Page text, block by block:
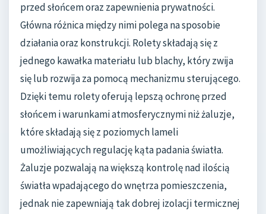
przed słońcem oraz zapewnienia prywatności.
Główna różnica między nimi polega na sposobie
działania oraz konstrukcji. Rolety składają się z
jednego kawałka materiału lub blachy, który zwija
się lub rozwija za pomocą mechanizmu sterującego.
Dzięki temu rolety oferują lepszą ochronę przed
słońcem i warunkami atmosferycznymi niż żaluzje,
które składają się z poziomych lameli
umożliwiających regulację kąta padania światła.
Żaluzje pozwalają na większą kontrolę nad ilością
światła wpadającego do wnętrza pomieszczenia,
jednak nie zapewniają tak dobrej izolacji termicznej